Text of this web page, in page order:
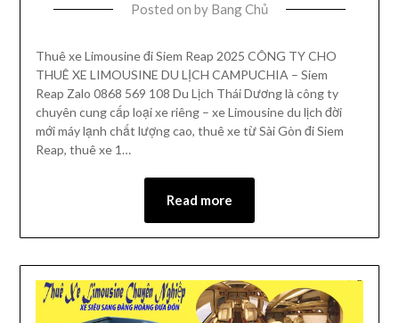
Posted on by Bang Chủ
Thuê xe Limousine đi Siem Reap 2025 CÔNG TY CHO
THUÊ XE LIMOUSINE DU LỊCH CAMPUCHIA – Siem
Reap Zalo 0868 569 108 Du Lịch Thái Dương là công ty
chuyên cung cấp loại xe riêng – xe Limousine du lịch đời
mới máy lạnh chất lượng cao, thuê xe từ Sài Gòn đi Siem
Reap, thuê xe 1…
Read more